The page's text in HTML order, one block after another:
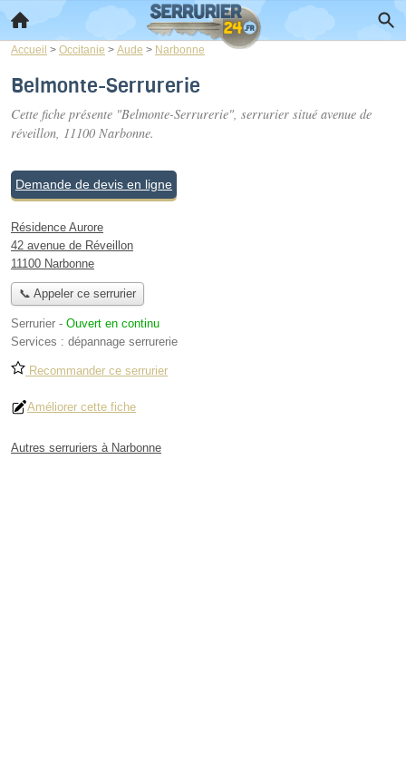
Accueil > Occitanie > Aude > Narbonne
Belmonte-Serrurerie
Cette fiche présente "Belmonte-Serrurerie", serrurier situé avenue de
réveillon, 11100 Narbonne.
Demande de devis en ligne
Résidence Aurore
42 avenue de Réveillon
11100 Narbonne
📞 Appeler ce serrurier
Serrurier - Ouvert en continu
Services : dépannage serrurerie
Recommander ce serrurier
Améliorer cette fiche
Autres serruriers à Narbonne